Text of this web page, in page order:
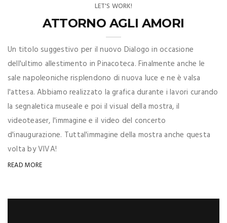
LET'S WORK!
ATTORNO AGLI AMORI
Un titolo suggestivo per il nuovo Dialogo in occasione
dell'ultimo allestimento in Pinacoteca. Finalmente anche le
sale napoleoniche risplendono di nuova luce e ne è valsa
l'attesa. Abbiamo realizzato la grafica durante i lavori curando
la segnaletica museale e poi il visual della mostra, il
videoteaser, l'immagine e il video del concerto
d'inaugurazione. Tuttal'immagine della mostra anche questa
volta by VIVA!
READ MORE